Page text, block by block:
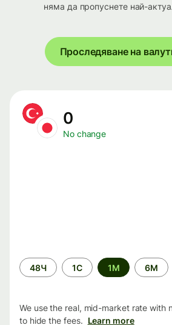
няма да пропуснете най-
Проследяване на
0
No change
Time
period
48Ч 1С 1М 6М
We use the real, mid-market rate with
to hide the fees. Learn more